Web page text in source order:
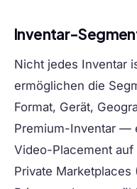
Inventar-
Nicht jedes Inventar
ermöglichen die
Format, Gerät,
Premium-Inventar —
Video-Placement
Private